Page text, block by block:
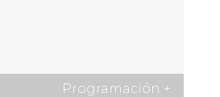
Programación +